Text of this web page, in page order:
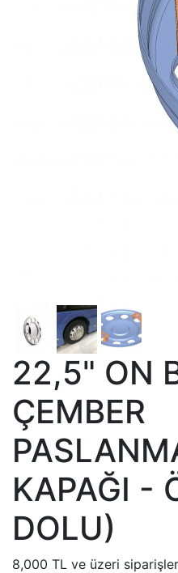
22,5" ON
ÇEMBER
KAPAĞI -
DOLU)
8,000 TL ve üzeri